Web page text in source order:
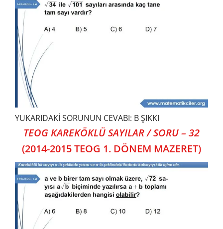
YUKARIDAKİ SORUNUN CEVABI: B ŞIKKI
TEOG KAREKÖKLÜ SAYILAR / SORU – 32
(2014-2015 TEOG 1. DÖNEM MAZERET)